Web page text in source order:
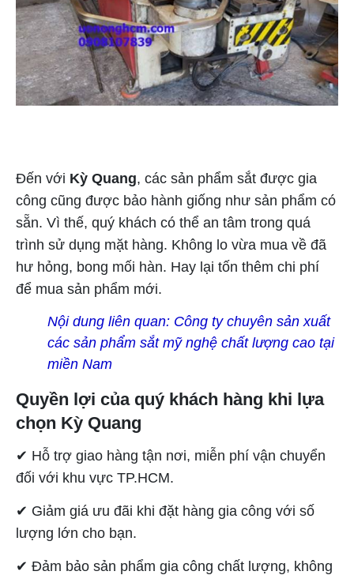
Đến với Kỳ Quang, các sản phẩm sắt được gia
công cũng được bảo hành giống như sản phẩm có
sẵn. Vì thế, quý khách có thể an tâm trong quá
trình sử dụng mặt hàng. Không lo vừa mua về đã
hư hỏng, bong mối hàn. Hay lại tốn thêm chi phí
để mua sản phẩm mới.
Nội dung liên quan: Công ty chuyên sản xuất
các sản phẩm sắt mỹ nghệ chất lượng cao tại
miền Nam
Quyền lợi của quý khách hàng khi lựa
chọn Kỳ Quang
✔ Hỗ trợ giao hàng tận nơi, miễn phí vận chuyển
đối với khu vực TP.HCM.
✔ Giảm giá ưu đãi khi đặt hàng gia công với số
lượng lớn cho bạn.
✔ Đảm bảo sản phẩm gia công chất lượng, không